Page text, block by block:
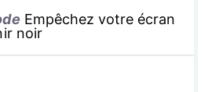
Empêchez votre écran
noir